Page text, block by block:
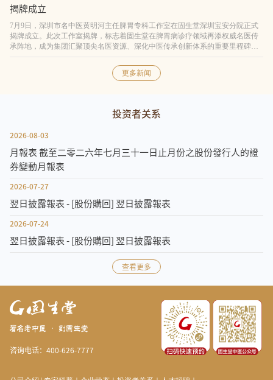
揭牌成立
7月9日，深圳市名中医黄明河主任脾胃专科工作室在固生堂深圳宝安分院正式
揭牌成立。此次工作室揭牌，标志着固生堂在脾胃病诊疗领域再添权威名医传
承阵地，成为集团汇聚顶尖名医资源、深化中医传承创新体系的重要里程碑。
(深圳市名中医黄明河主任脾胃专科工作室成立) 黄明河主任是深圳市名中医，
全国老中医药专家学术经验继承工作指导老师，国家中医药管理局全国名老中
医药传承专家，享受政府特殊津贴。更多新闻
投资者关系
2026-08-03
月報表 截至二零二六年七月三十一日止月份之股份發行人的證
券變動月報表
2026-07-27
翌日披露報表 - [股份購回] 翌日披露報表
2026-07-24
翌日披露報表 - [股份購回] 翌日披露報表
查看更多
咨询电话：400-626-7777